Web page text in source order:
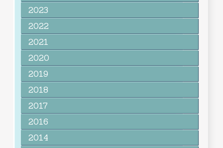
2023
2022
2021
2020
2019
2018
2017
2016
2014